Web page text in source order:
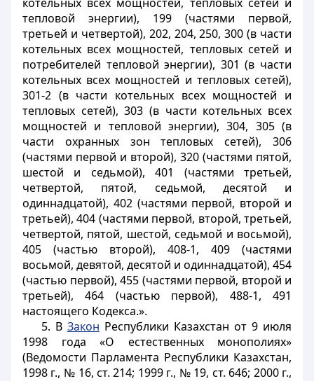
тепловой энергии), 199 (частями первой,
третьей и четвертой), 202, 204, 250, 300 (в части
котельных всех мощностей, тепловых сетей и
потребителей тепловой энергии), 301 (в части
котельных всех мощностей и тепловых сетей),
301-2 (в части котельных всех мощностей и
тепловых сетей), 303 (в части котельных всех
мощностей и тепловой энергии), 304, 305 (в
части охранных зон тепловых сетей), 306
(частями первой и второй), 320 (частями пятой,
шестой и седьмой), 401 (частями третьей,
четвертой, пятой, седьмой, десятой и
одиннадцатой), 402 (частями первой, второй и
третьей), 404 (частями первой, второй, третьей,
четвертой, пятой, шестой, седьмой и восьмой),
405 (частью второй), 408-1, 409 (частями
восьмой, девятой, десятой и одиннадцатой), 454
(частью первой), 455 (частями первой, второй и
третьей), 464 (частью первой), 488-1, 491
настоящего Кодекса.».
5. В Закон Республики Казахстан от 9 июля
1998 года «О естественных монополиях»
(Ведомости Парламента Республики Казахстан,
1998 г., № 16, ст. 214; 1999 г., № 19, ст. 646; 2000 г.,